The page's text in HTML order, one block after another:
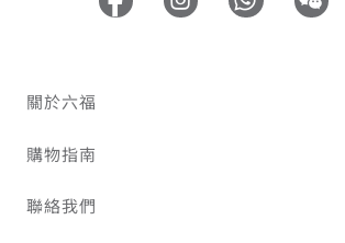
關於六福
購物指南
聯絡我們